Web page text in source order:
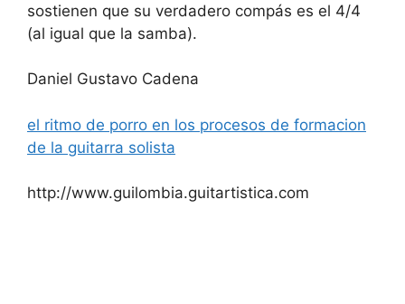
sostienen que su verdadero compás es el 4/4
(al igual que la samba).
Daniel Gustavo Cadena
el ritmo de porro en los procesos de formacion
de la guitarra solista
http://www.guilombia.guitartistica.com